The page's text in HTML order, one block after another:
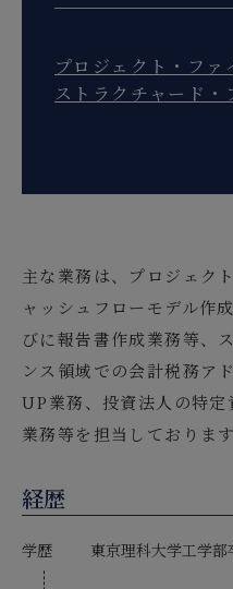
プロジェクト・ファ
ストラクチャード・
主な業務は、プロジェク
ャッシュフローモデル作
びに報告書作成業務等、
ンス領域での会計税務ア
UP業務、投資法人の特
業務等を担当しております
経歴
学歴 東京理科大学工学部